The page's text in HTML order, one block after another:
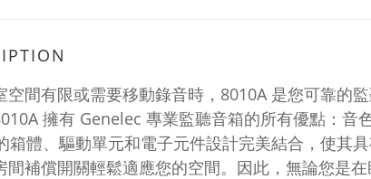
空間有限或需要移動錄音時，8010A 是您可靠的
擁有 Genelec 專業監聽音箱的所有優點：音
箱體、驅動單元和電子元件設計完美結合，使其
間補償開關輕鬆適應您的空間。因此，無論您是